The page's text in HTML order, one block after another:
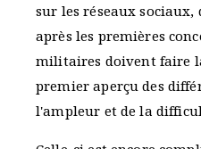
sur les réseaux sociaux,
après les premières
militaires doivent faire
premier aperçu des
l'ampleur et de la